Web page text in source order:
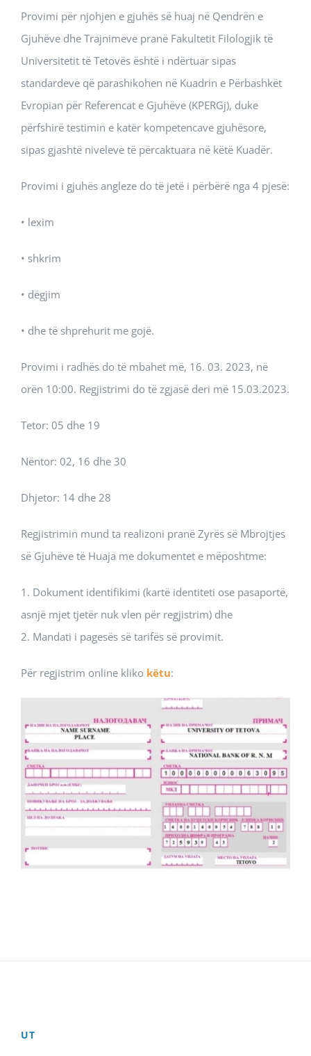
Provimi për njohjen e gjuhës së huaj në Qendrën e
Gjuhëve dhe Trajnimeve pranë Fakultetit Filologjik të
Universitetit të Tetovës është i ndërtuar sipas
standardeve që parashikohen në Kuadrin e Përbashkët
Evropian për Referencat e Gjuhëve (KPERGj), duke
përfshirë testimin e katër kompetencave gjuhësore,
sipas gjashtë niveleve të përcaktuara në këtë Kuadër.
Provimi i gjuhës angleze do të jetë i përbërë nga 4 pjesë:
• lexim
• shkrim
• dëgjim
• dhe të shprehurit me gojë.
Provimi i radhës do të mbahet më, 16. 03. 2023, në
orën 10:00. Regjistrimi do të zgjasë deri më 15.03.2023.
Tetor: 05 dhe 19
Nëntor: 02, 16 dhe 30
Dhjetor: 14 dhe 28
Regjistrimin mund ta realizoni pranë Zyrës së Mbrojtjes
së Gjuhëve të Huaja me dokumentet e mëposhtme:
1. Dokument identifikimi (kartë identiteti ose pasaportë,
asnjë mjet tjetër nuk vlen për regjistrim) dhe
2. Mandati i pagesës së tarifës së provimit.
Për regjistrim online kliko këtu:
UT